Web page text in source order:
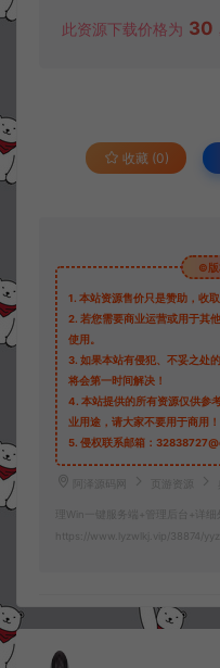
此资源下载价格为 30
收藏 (0)
©版
1. 本站资源售价只是赞助，收
2. 若您需要商业运营或用于其
使用。
3. 如果本站有侵犯、不妥之处
将会第一时间解决！
4. 本站提供的所有资源仅供参
业用途，请大家不要用于商用！
5. 侵权联系邮箱：
阿泽源码网 页游资源
理Win一键服务端+管理后台+详细
https://www.lyzwlkj.vip/38874/